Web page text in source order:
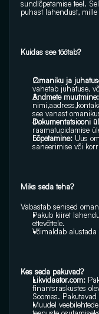
sundlõpetamise teel.
puhast lahendust,
Kuidas see töötab?
Omaniku ja
vahetab juhatuse,
Andmete muutmine:
see vanast
Dokumentatsiooni
raamatupidamise
Lõpetamine: Uus
saneerimise või
Miks seda teha?
Vabastab senised
Pakub kiiret
ettevõttele.
Võimaldab alustada
Kes seda pakuvad?
Likvidaator.com:
finantsraskustes
Soomes.
Muudel